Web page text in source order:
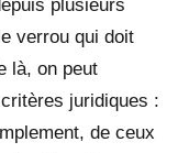
plusieurs
verrou qui doit
là, on peut
juridiques :
de ceux